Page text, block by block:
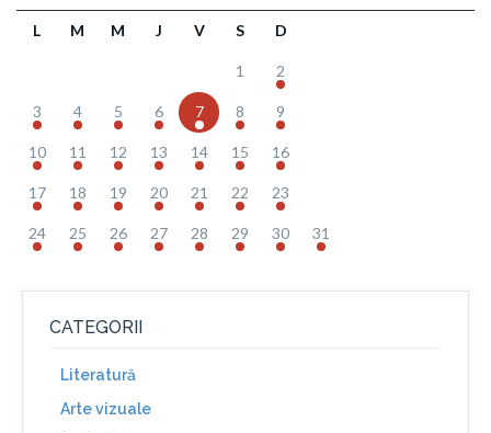
L M M J V S D
1 2
3 4 5 6 7 8 9
10 11 12 13 14 15 16
17 18 19 20 21 22 23
24 25 26 27 28 29 30 31
CATEGORII
Literatură
Arte vizuale